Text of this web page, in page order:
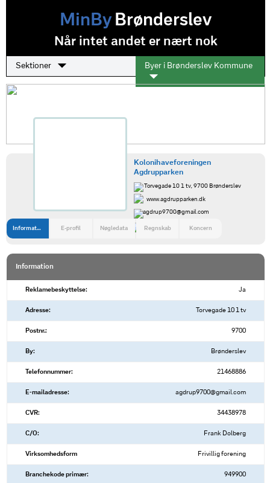
MinByBrønderslev
Når intet andet er nært nok
Sektioner Byer i Brønderslev Kommune
Kolonihaveforeningen
Agdrupparken
Torvegade 10 1 tv, 9700 Brønderslev
www.agdrupparken.dk
agdrup9700@gmail.com
21468886
Information E-profil Nøgledata Regnskab Koncern
Information
Reklamebeskyttelse: Ja
Adresse: Torvegade 10 1 tv
Postnr.: 9700
By: Brønderslev
Telefonnummer: 21468886
E-mailadresse: agdrup9700@gmail.com
CVR: 34438978
C/O: Frank Dolberg
Virksomhedsform Frivillig forening
Branchekode primær: 949900